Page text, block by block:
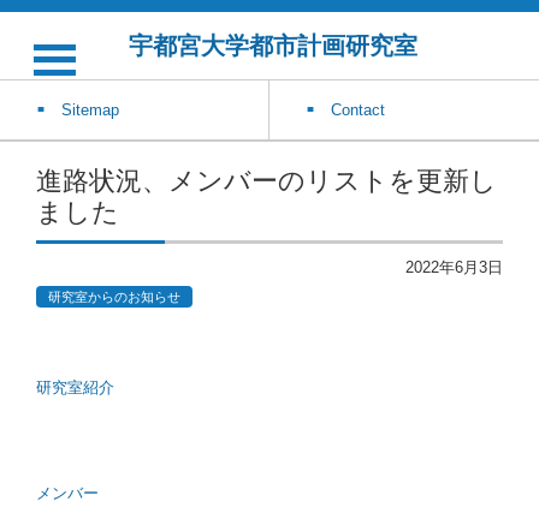
宇都宮大学都市計画研究室
Sitemap Contact
進路状況、メンバーのリストを更新し
ました
2022年6月3日
研究室からのお知らせ
研究室紹介
メンバー